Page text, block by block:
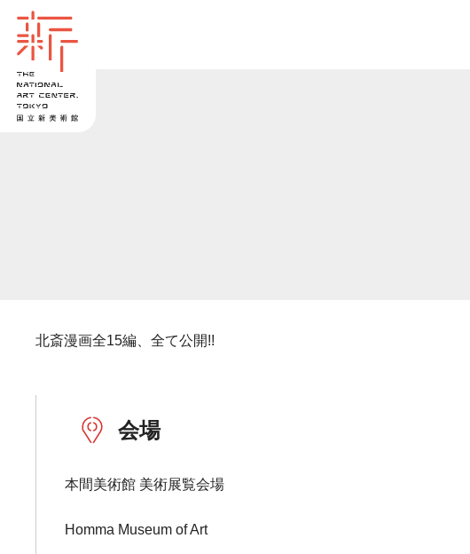
北斎漫画全15編、全て公開!!
会場
本間美術館 美術展覧会場
Homma Museum of Art